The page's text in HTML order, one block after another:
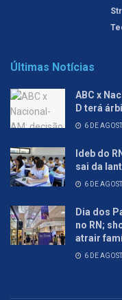
Últimas Notícias
ABC x
D terá
6 DE
Ideb do
sai da
6 DE
Dia dos
no RN;
atrair
6 DE